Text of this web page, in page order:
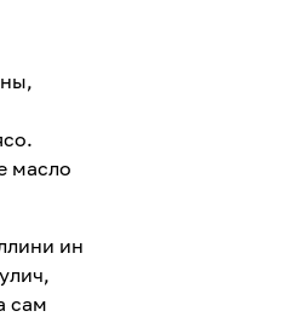
масло
ин
сам